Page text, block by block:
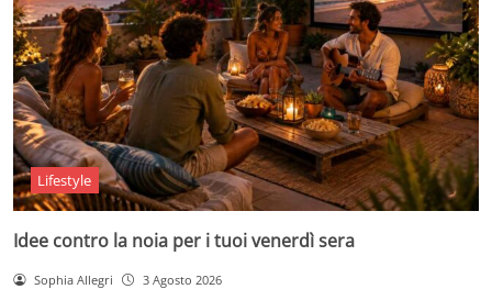
Lifestyle
Idee contro la noia per i tuoi venerdì sera
Sophia Allegri 3 Agosto 2026